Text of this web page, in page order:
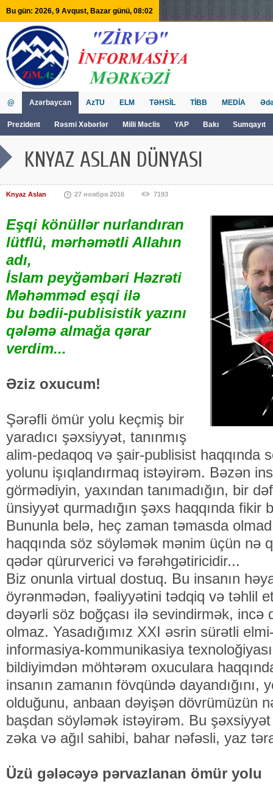
Bu gün: 2026, 9 Avqust, Bazar günü, 08:02
@ Azərbaycan
Prezident Rəsmi Xəbərlər Milli Məclis YAP Bakı Sumqayıt
AzTU ELM TƏHSİL TİBB MEDİA
KNYAZ ASLAN DÜNYASI
Knyaz Aslan 27 ноября 2016 7193
Eşqi könüllər nurlandıran
lütflü, mərhəmətli Allahın
adı,
İslam peyğəmbəri Həzrəti
Məhəmməd eşqi ilə
bu bədii-publisistik yazını
qələmə almağa qərar
verdim...
Əziz oxucum!
Şərəfli ömür yolu keçmiş bir
yaradıcı şəxsiyyət, tanınmış
alim-pedaqoq və şair-publisist haqqında
yolunu işıqlandırmaq istəyirəm. Bəzən
görmədiyin, yaxından tanımadığın, bir
ünsiyyət qurmadığın şəxs haqqında fikir
Bununla belə, heç zaman təmasda
haqqında söz söyləmək mənim üçün nə
qədər qürurverici və fərəhgətiricidir...
Biz onunla virtual dostuq. Bu insanın
öyrənmədən, fəaliyyətini tədqiq və təhlil
dəyərli söz boğçası ilə sevindirmək, incə
olmaz. Yasadığımız XXI əsrin sürətli
informasiya-kommunikasiya
bildiyimdən möhtərəm oxuculara
insanın zamanın fövqündə dayandığını,
olduğunu, anbaan dəyişən dövrümüzün
başdan söyləmək istəyirəm. Bu
zəka və ağıl sahibi, bahar nəfəsli, yaz
Üzü gələcəyə pərvazlanan ömür yolu